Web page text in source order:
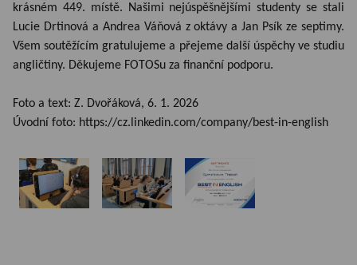
krásném 449. místě. Našimi nejúspěšnějšími studenty se stali
Lucie Drtinová a Andrea Váňová z oktávy a Jan Psík ze septimy.
Všem soutěžícím gratulujeme a přejeme další úspěchy ve studiu
angličtiny. Děkujeme FOTOSu za finanční podporu.
Foto a text: Z. Dvořáková, 6. 1. 2026
Úvodní foto: https://cz.linkedin.com/company/best-in-english